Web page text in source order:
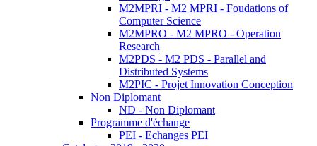
M2MPRI - M2 MPRI - Foudations of
Computer Science
M2MPRO - M2 MPRO - Operation
Research
M2PDS - M2 PDS - Parallel and
Distributed Systems
M2PIC - Projet Innovation Conception
Non Diplomant
ND - Non Diplomant
Programme d'échange
PEI - Echanges PEI